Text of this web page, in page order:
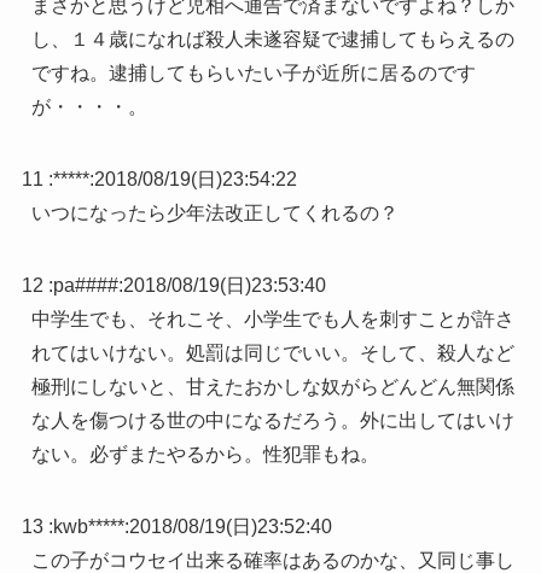
まさかと思うけど児相へ通告で済まないですよね？しか
し、１４歳になれば殺人未遂容疑で逮捕してもらえるの
ですね。逮捕してもらいたい子が近所に居るのです
が・・・・。
11 :*****:2018/08/19(日)23:54:22
いつになったら少年法改正してくれるの？
12 :pa####:2018/08/19(日)23:53:40
中学生でも、それこそ、小学生でも人を刺すことが許さ
れてはいけない。処罰は同じでいい。そして、殺人など
極刑にしないと、甘えたおかしな奴がらどんどん無関係
な人を傷つける世の中になるだろう。外に出してはいけ
ない。必ずまたやるから。性犯罪もね。
13 :kwb*****:2018/08/19(日)23:52:40
この子がコウセイ出来る確率はあるのかな、又同じ事し